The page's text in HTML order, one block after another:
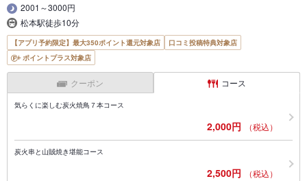
2001～3000円
松本駅徒歩10分
【アプリ予約限定】最大350ポイント還元対象店
口コミ投稿特典対象店
ポイントプラス対象店
クーポン コース
気らくに楽しむ炭火焼鳥７本コース
2,000円 （税込）
炭火串と山賊焼き堪能コース
2,500円 （税込）